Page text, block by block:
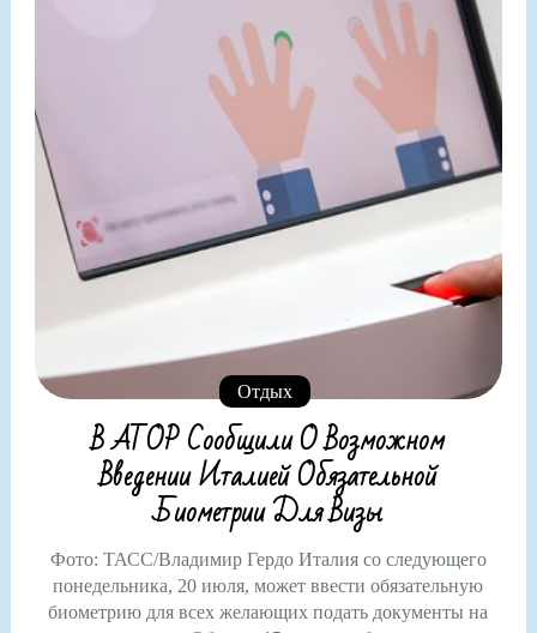
Отдых
В АТОР Сообщили О Возможном
Введении Италией Обязательной
Биометрии Для Визы
Фото: ТАСС/Владимир Гердо Италия со следующего
понедельника, 20 июля, может ввести обязательную
биометрию для всех желающих подать документы на